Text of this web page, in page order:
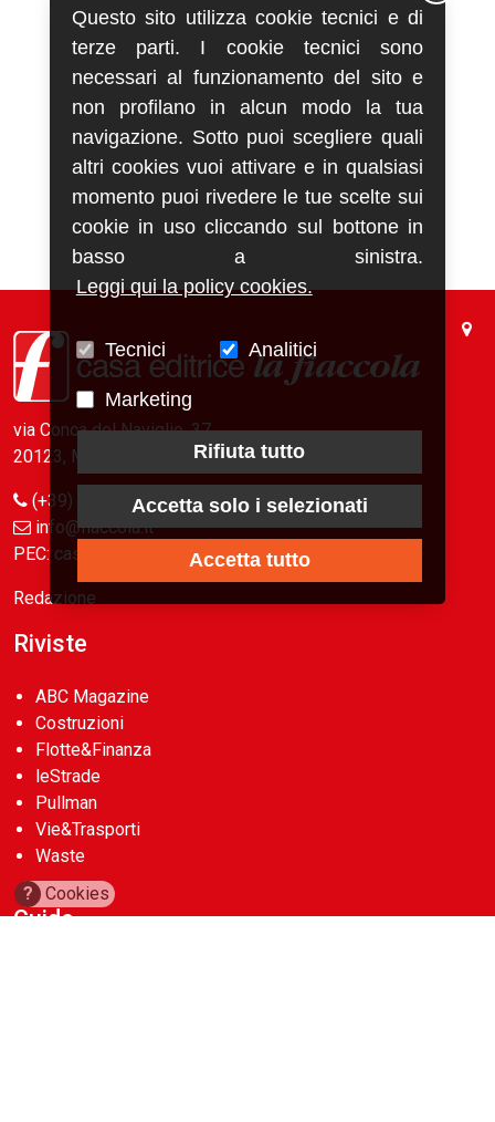
via Conca del Naviglio, 37
20123, Milano (Italy)
(+39) 02 89421350
info@fiaccola.it
PEC: casaeditricelafiaccola@legalmail.it
Redazione
Riviste
ABC Magazine
Costruzioni
Flotte&Finanza
leStrade
Pullman
Vie&Trasporti
Waste
Guide
? Cookies
Questo sito utilizza cookie tecnici e di
terze parti. I cookie tecnici sono
necessari al funzionamento del sito e
non profilano in alcun modo la tua
navigazione. Sotto puoi scegliere quali
altri cookies vuoi attivare e in qualsiasi
momento puoi rivedere le tue scelte sui
cookie in uso cliccando sul bottone in
basso a sinistra.
Leggi qui la policy cookies.
Tecnici Analitici
Marketing
Rifiuta tutto
Accetta solo i selezionati
Accetta tutto